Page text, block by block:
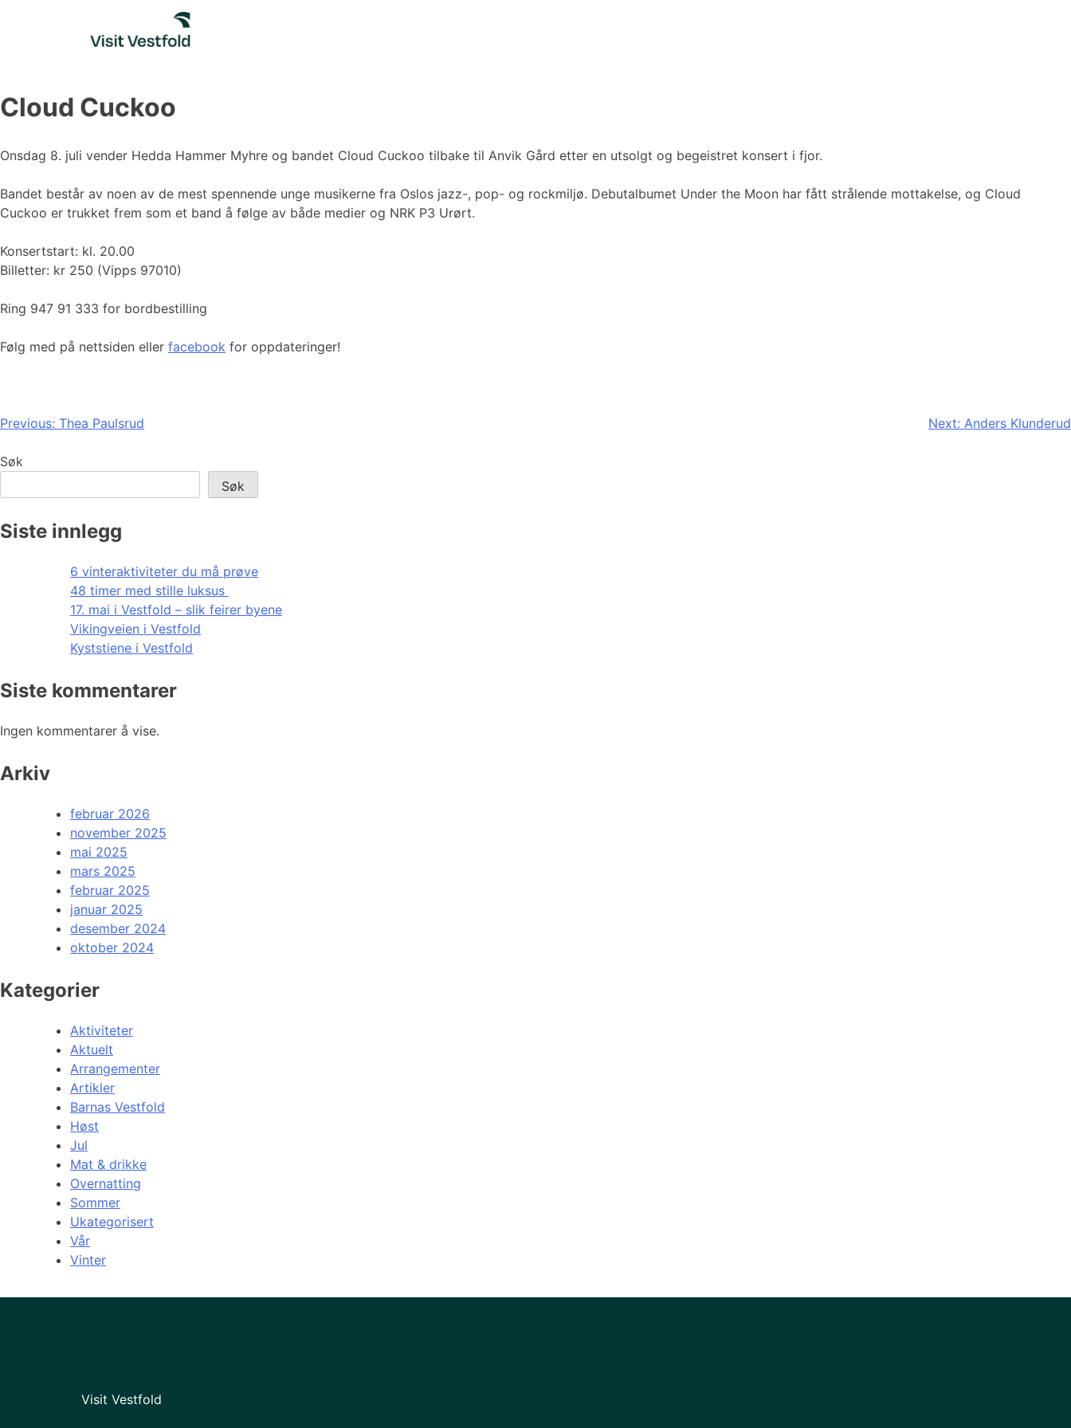
Cloud Cuckoo
Onsdag 8. juli vender Hedda Hammer Myhre og bandet Cloud Cuckoo tilbake til Anvik Gård etter en utsolgt og begeistret konsert i fjor.
Bandet består av noen av de mest spennende unge musikerne fra Oslos jazz-, pop- og rockmiljø. Debutalbumet Under the Moon har fått strålende mottakelse, og Cloud
Cuckoo er trukket frem som et band å følge av både medier og NRK P3 Urørt.
Konsertstart: kl. 20.00
Billetter: kr 250 (Vipps 97010)
Ring 947 91 333 for bordbestilling
Følg med på nettsiden eller facebook for oppdateringer!
Innleggsnavigasjon
Previous: Thea Paulsrud Next: Anders Klunderud
Søk
Søk
Siste innlegg
6 vinteraktiviteter du må prøve
48 timer med stille luksus
17. mai i Vestfold – slik feirer byene
Vikingveien i Vestfold
Kyststiene i Vestfold
Siste kommentarer
Ingen kommentarer å vise.
Arkiv
februar 2026
november 2025
mai 2025
mars 2025
februar 2025
januar 2025
desember 2024
oktober 2024
Kategorier
Aktiviteter
Aktuelt
Arrangementer
Artikler
Barnas Vestfold
Høst
Jul
Mat & drikke
Overnatting
Sommer
Ukategorisert
Vår
Vinter
Visit Vestfold